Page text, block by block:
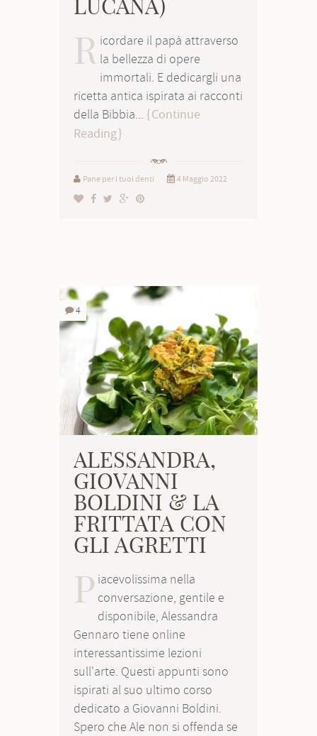
LUCANA)
Ricordare il papà attraverso
la bellezza di opere
immortali. E dedicargli una
ricetta antica ispirata ai racconti
della Bibbia... Continue
Reading
Pane per i tuoi denti 4 Maggio 2022
4
ALESSANDRA,
GIOVANNI
BOLDINI & LA
FRITTATA CON
GLI AGRETTI
P iacevolissima nella
conversazione, gentile e
disponibile, Alessandra
Gennaro tiene online
interessantissime lezioni
sull'arte. Questi appunti sono
ispirati al suo ultimo corso
dedicato a Giovanni Boldini.
Spero che Ale non si offenda se